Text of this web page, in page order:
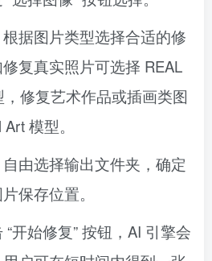
根据图片类型选择合适的修
复真实照片可选择 REAL
，修复艺术作品或插画类图
模型。
自由选择输出文件夹，确定
保存位置。
“开始修复” 按钮，AI 引擎会